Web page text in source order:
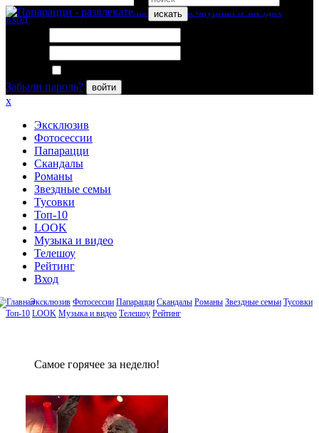
искать
вход
Забыли пароль?
войти
x
Эксклюзив
Фотосессии
Папарацци
Скандалы
Романы
Звездные семьи
Тусовки
Топ-10
LOOK
Музыка и видео
Телешоу
Рейтинг
Вход
Эксклюзив Фотосессии Папарацци Скандалы Романы Звездные семьи Тусовки
Топ-10 LOOK Музыка и видео Телешоу Рейтинг
Сaмое гoрячее за неделю!